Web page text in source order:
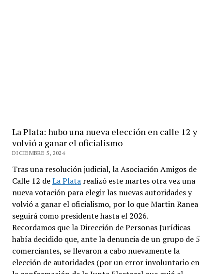
La Plata: hubo una nueva elección en calle 12 y
volvió a ganar el oficialismo
DICIEMBRE 5, 2024
Tras una resolución judicial, la Asociación Amigos de
Calle 12 deLa Platarealizó este martes otra vez una
nueva votación para elegir las nuevas autoridades y
volvió a ganar el oficialismo, por lo que Martin Ranea
seguirá como presidente hasta el 2026.
Recordamos que la Dirección de Personas Jurídicas
había decidido que, ante la denuncia de un grupo de 5
comerciantes, se llevaron a cabo nuevamente la
elección de autoridades (por un error involuntario en